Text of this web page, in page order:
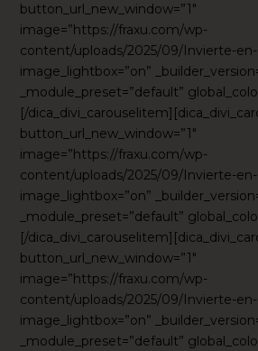
button_url_new_window=”1″
image=”https://fraxu.com/wp-
content/uploads/2025/09/Invierte-en-
image_lightbox=”on”
_module_preset=”default”
[/
button_url_new_window=”1″
image=”https://fraxu.com/wp-
content/uploads/2025/09/Invierte-en-
image_lightbox=”on”
_module_preset=”default”
[/
button_url_new_window=”1″
image=”https://fraxu.com/wp-
content/uploads/2025/09/Invierte-en-
image_lightbox=”on”
_module_preset=”default”